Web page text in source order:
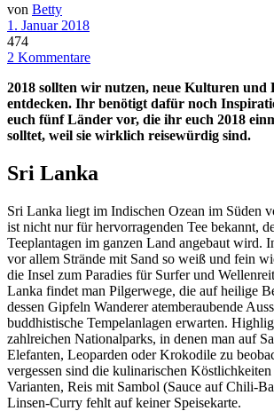
von Betty
1. Januar 2018
474
2 Kommentare
2018 sollten wir nutzen, neue Kulturen und
entdecken. Ihr benötigt dafür noch
euch fünf Länder vor, die ihr euch 2018
solltet, weil sie wirklich reisewürdig sind.
Sri Lanka
Sri Lanka liegt im Indischen Ozean im Süden
ist nicht nur für hervorragenden Tee bekannt,
Teeplantagen im ganzen Land angebaut wird.
vor allem Strände mit Sand so weiß und fein
die Insel zum Paradies für Surfer und
Lanka findet man Pilgerwege, die auf heilige
dessen Gipfeln Wanderer atemberaubende
buddhistische Tempelanlagen erwarten.
zahlreichen Nationalparks, in denen man auf
Elefanten, Leoparden oder Krokodile zu
vergessen sind die kulinarischen
Varianten, Reis mit Sambol (Sauce auf Chili-
Linsen-Curry fehlt auf keiner Speisekarte.